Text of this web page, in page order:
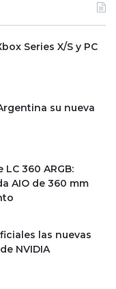
Series X/S y PC
su nueva
LC 360 ARGB:
AIO de 360 mm
las nuevas
NVIDIA